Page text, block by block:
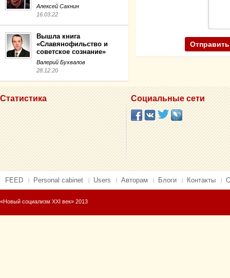
Алексей Сахнин
16.03.22
Вышла книга
«Славянофильство и
советское сознание»
Валерий Бухвалов
28.12.20
Статистика Социальные сети
FEED Personal cabinet Users Авторам Блоги Контакты
«Новый социализм XXI век» 2013